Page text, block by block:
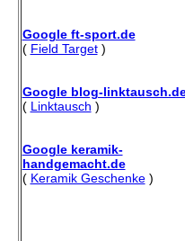
Google ft-sport.de
( Field Target)
Google blog-
( Linktausch )
Google keramik-
handgemacht.de
( Keramik Geschenke)